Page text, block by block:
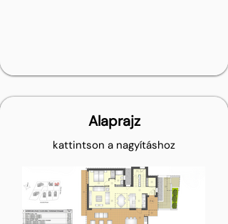
Alaprajz
kattintson a nagyításhoz